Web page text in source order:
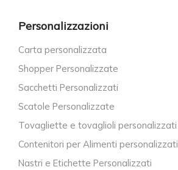
Personalizzazioni
Carta personalizzata
Shopper Personalizzate
Sacchetti Personalizzati
Scatole Personalizzate
Tovagliette e tovaglioli personalizzati
Contenitori per Alimenti personalizzati
Nastri e Etichette Personalizzati